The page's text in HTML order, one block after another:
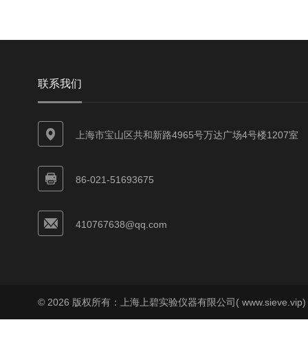
联系我们
上海市宝山区共和新路4965号万达广场4号楼1207室
86-021-51693675
410767638@qq.com
© 2026 版权所有：上海上碧实验仪器有限公司(